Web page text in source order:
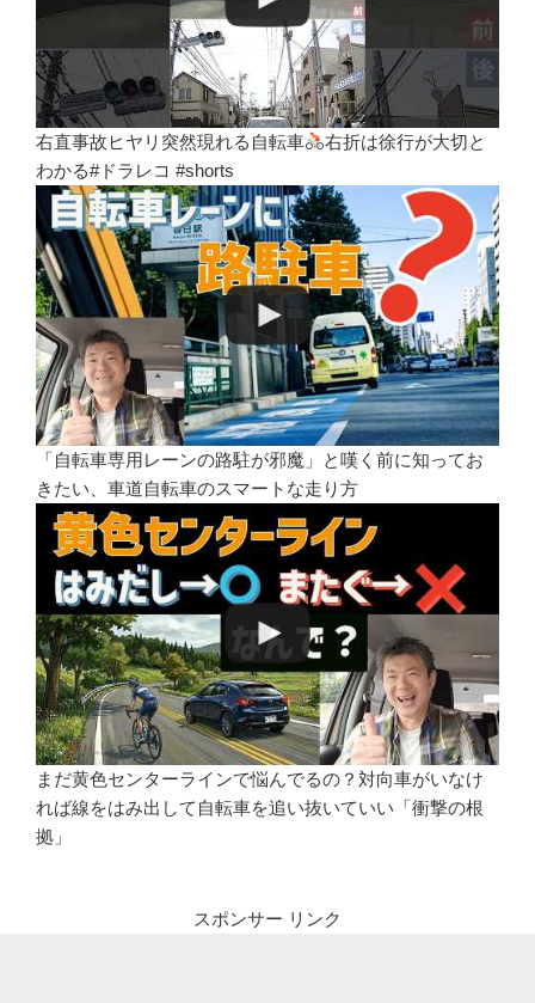
右直事故ヒヤリ突然現れる自転車
右折は徐行が大切と
わかる#ドラレコ #shorts
「自転車専用レーンの路駐が邪魔」と嘆く前に知ってお
きたい、車道自転車のスマートな走り方
まだ黄色センターラインで悩んでるの？対向車がいなけ
れば線をはみ出して自転車を追い抜いていい「衝撃の根
拠」
スポンサー リンク